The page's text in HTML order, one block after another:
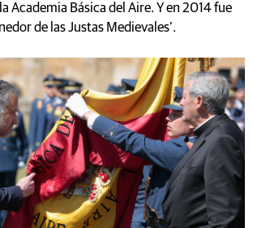
Academia Básica del Aire. Y en 2014 fue
de las Justas Medievales’.